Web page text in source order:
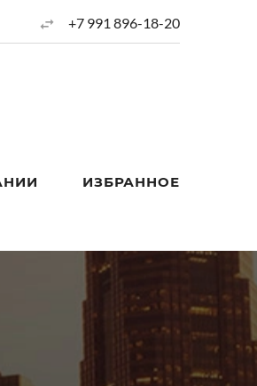
+7 991 896-18-20
ИЗБРАННОЕ